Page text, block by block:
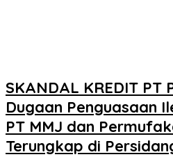
SKANDAL KREDIT PT
Dugaan Penguasaan
PT MMJ dan
Terungkap di